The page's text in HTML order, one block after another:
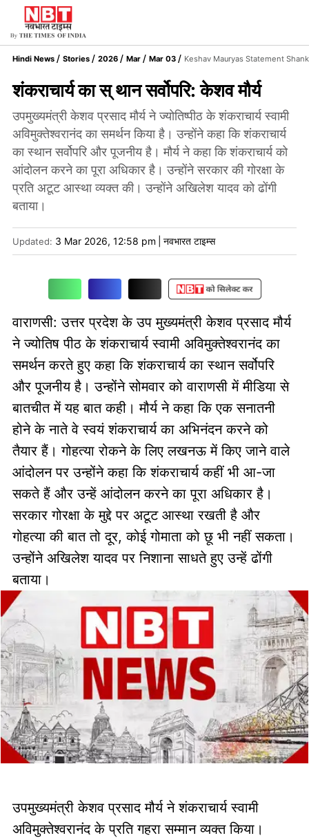
Hindi News Stories 2026 Mar Mar 03 Keshav Mauryas Statement
शंकराचार्य का स् थान सर्वोपरि: केशव मौर्य
उपमुख्यमंत्री केशव प्रसाद मौर्य ने ज्योतिष्पीठ के शंकराचार्य स्वामी
अविमुक्तेश्वरानंद का समर्थन किया है। उन्होंने कहा कि शंकराचार्य
का स्थान सर्वोपरि और पूजनीय है। मौर्य ने कहा कि शंकराचार्य को
आंदोलन करने का पूरा अधिकार है। उन्होंने सरकार की गोरक्षा के
प्रति अटूट आस्था व्यक्त की। उन्होंने अखिलेश यादव को ढोंगी
बताया।
Updated: 3 Mar 2026, 12:58 pm नवभारत टाइम्स
वाराणसी: उत्तर प्रदेश के उप मुख्यमंत्री केशव प्रसाद मौर्य
ने ज्योतिष पीठ के शंकराचार्य स्वामी अविमुक्तेश्वरानंद का
समर्थन करते हुए कहा कि शंकराचार्य का स्थान सर्वोपरि
और पूजनीय है। उन्होंने सोमवार को वाराणसी में मीडिया से
बातचीत में यह बात कही। मौर्य ने कहा कि एक सनातनी
होने के नाते वे स्वयं शंकराचार्य का अभिनंदन करने को
तैयार हैं। गोहत्या रोकने के लिए लखनऊ में किए जाने वाले
आंदोलन पर उन्होंने कहा कि शंकराचार्य कहीं भी आ-जा
सकते हैं और उन्हें आंदोलन करने का पूरा अधिकार है।
सरकार गोरक्षा के मुद्दे पर अटूट आस्था रखती है और
गोहत्या की बात तो दूर, कोई गोमाता को छू भी नहीं सकता।
उन्होंने अखिलेश यादव पर निशाना साधते हुए उन्हें ढोंगी
बताया।
उपमुख्यमंत्री केशव प्रसाद मौर्य ने शंकराचार्य स्वामी
अविमुक्तेश्वरानंद के प्रति गहरा सम्मान व्यक्त किया।